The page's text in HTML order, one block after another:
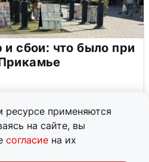
применяются
на сайте, вы
согласие на их
сбои: что было при